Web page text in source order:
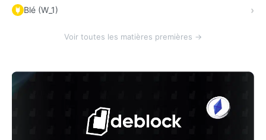
Blé (W_1)
Voir toutes les matières premières →